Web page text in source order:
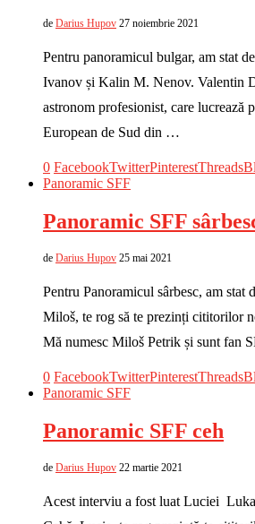
de Darius Hupov 27 noiembrie 2021
Pentru panoramicul bulgar, am stat
Ivanov și Kalin M. Nenov. Valentin
astronom profesionist, care lucrează
European de Sud din …
0 FacebookTwitterPinterestThreads
Panoramic SFF
Panoramic SFF
de Darius Hupov 25 mai 2021
Pentru Panoramicul sârbesc, am stat
Miloš, te rog să te prezinți cititorilor
Mă numesc Miloš Petrik și sunt fan
0 FacebookTwitterPinterestThreads
Panoramic SFF
Panoramic SFF ceh
de Darius Hupov 22 martie 2021
Acest interviu a fost luat Luciei